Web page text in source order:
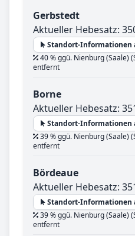
Gerbstedt
Aktueller Hebesatz:
Standort-Informationen
40 % ggü. Nienburg (Saale)
entfernt
Borne
Aktueller Hebesatz:
Standort-Informationen
39 % ggü. Nienburg (Saale)
entfernt
Bördeaue
Aktueller Hebesatz:
Standort-Informationen
39 % ggü. Nienburg (Saale)
entfernt